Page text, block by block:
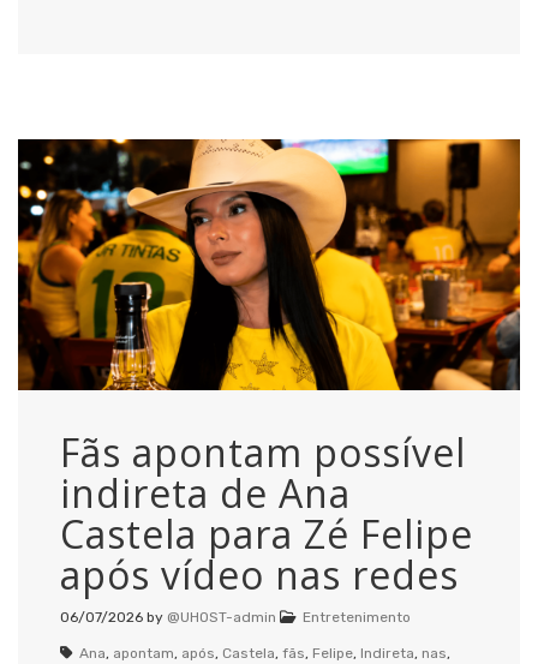
Fãs apontam possível
indireta de Ana
Castela para Zé Felipe
após vídeo nas redes
06/07/2026 by @UHOST-admin Entretenimento
Ana, apontam, após, Castela, fãs, Felipe, Indireta, nas,